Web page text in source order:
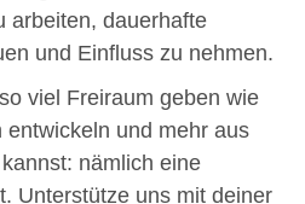
arbeiten, dauerhafte
und Einfluss zu nehmen.
viel Freiraum geben wie
und mehr aus
nämlich eine
Unterstütze uns mit deiner